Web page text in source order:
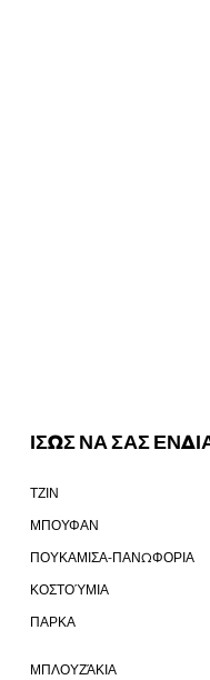
ΙΣΩΣ ΝΑ ΣΑΣ
ΤΖΙΝ
ΜΠΟΥΦΑΝ
ΠΟΥΚΑΜΙΣΑ-ΠΑΝΩΦΟΡΙΑ
ΚΟΣΤΟΎΜΙΑ
ΠΑΡΚΑ
ΜΠΛΟΥΖΆΚΙΑ